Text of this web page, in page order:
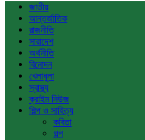
জাতীয়
আন্তর্জাতিক
রাজনীতি
সারাদেশ
অর্থনীতি
বিনোদন
খেলাধুলা
স্বাস্থ্য
ক্রাইম নিউজ
শিল্প ও সাহিত্য
কবিতা
গল্প